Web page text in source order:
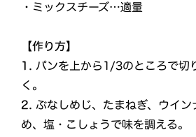
・ミックスチーズ…適量
【作り方】
1. パンを上から1/3のところで切
く。
2. ぶなしめじ、たまねぎ、ウイン
め、塩・こしょうで味を調える。